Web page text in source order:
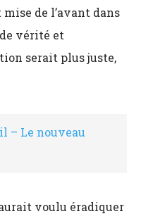
de l’avant dans
vérité et
serait plus juste,
– Le nouveau
voulu éradiquer